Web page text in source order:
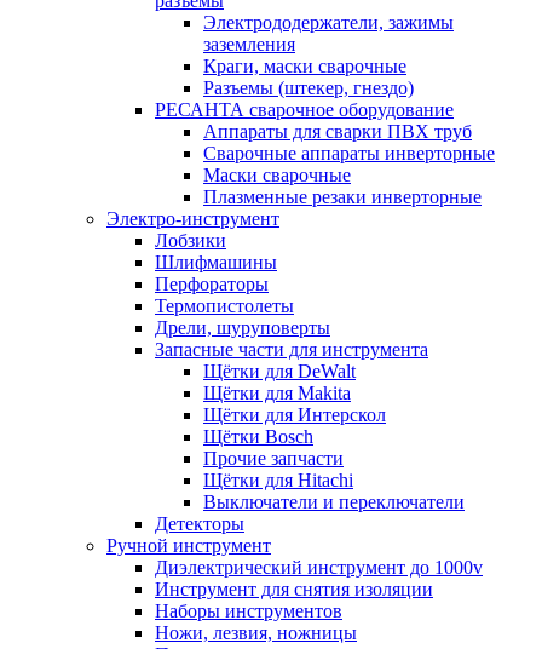
Электрододержатели, зажимы
заземления
Краги, маски сварочные
Разъемы (штекер, гнездо)
РЕСАНТА сварочное оборудование
Аппараты для сварки ПВХ труб
Сварочные аппараты инверторные
Маски сварочные
Плазменные резаки инверторные
Электро-инструмент
Лобзики
Шлифмашины
Перфораторы
Термопистолеты
Дрели, шуруповерты
Запасные части для инструмента
Щётки для DeWalt
Щётки для Makita
Щётки для Интерскол
Щётки Bosch
Прочие запчасти
Щётки для Hitachi
Выключатели и переключатели
Детекторы
Ручной инструмент
Диэлектрический инструмент до 1000v
Инструмент для снятия изоляции
Наборы инструментов
Ножи, лезвия, ножницы